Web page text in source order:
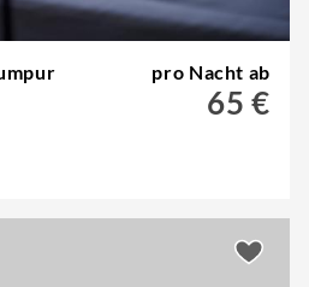
pro Nacht ab
65 €